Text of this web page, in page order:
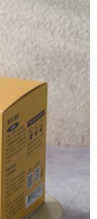
惡意使用之情形，
取法律行動。